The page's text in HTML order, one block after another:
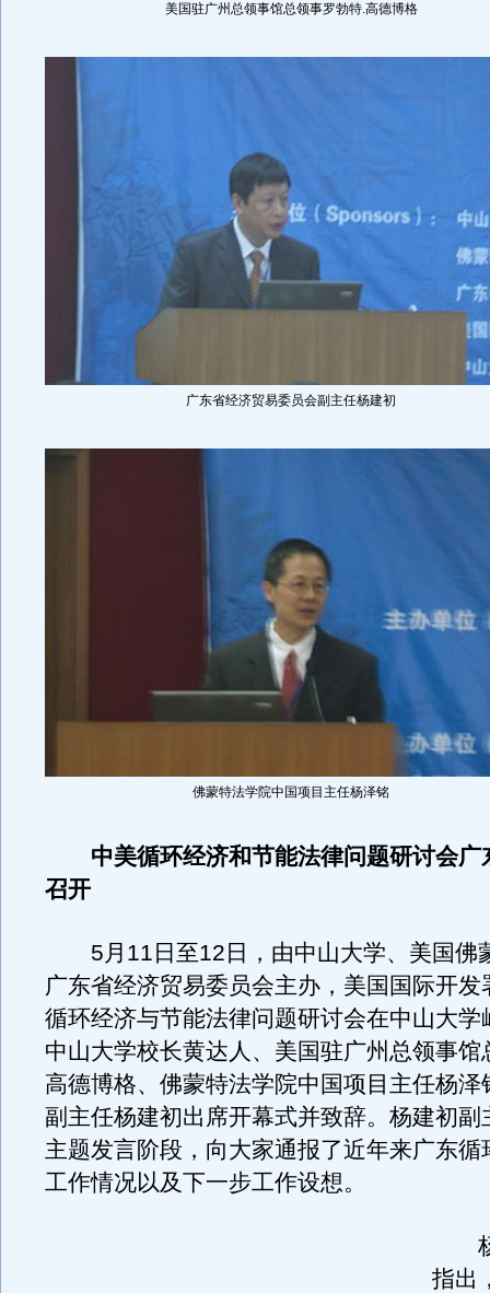
美国驻广州总领事馆总领事罗勃特.高德博格
广东省经济贸易委员会副主任杨建初
佛蒙特法学院中国项目主任杨泽铭
中美循环经济和节能法律问题研讨会广
召开
5月11日至12日，由中山大学、美国佛
广东省经济贸易委员会主办，美国国际开发
循环经济与节能法律问题研讨会在中山大学
中山大学校长黄达人、美国驻广州总领事馆
高德博格、佛蒙特法学院中国项目主任杨泽
副主任杨建初出席开幕式并致辞。杨建初副
主题发言阶段，向大家通报了近年来广东循
工作情况以及下一步工作设想。
杨
指出